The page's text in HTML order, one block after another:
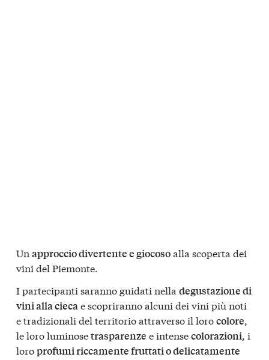
Un approccio divertente e giocosoalla scoperta dei
vini del Piemonte.
I partecipanti saranno guidati nella degustazione di
vini alla ciecae scopriranno alcuni dei vini più noti
e tradizionali del territorio attraverso il lorocolore,
le loro luminosetrasparenze e intensecolorazioni, i
loroprofumi riccamente fruttati o delicatamente